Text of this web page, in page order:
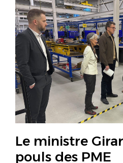
Le ministre
pouls des PME